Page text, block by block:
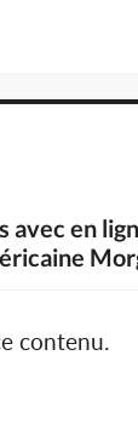
en
contenu.